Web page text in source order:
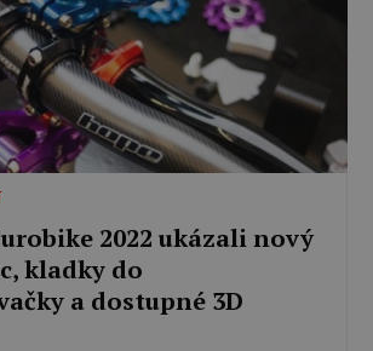
2022 ukázali nový
kladky do
a dostupné 3D